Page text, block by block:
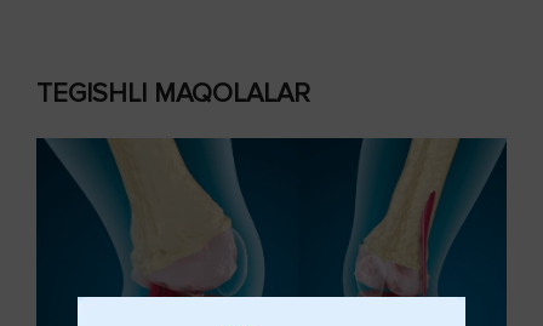
TEGISHLI MAQOLALAR